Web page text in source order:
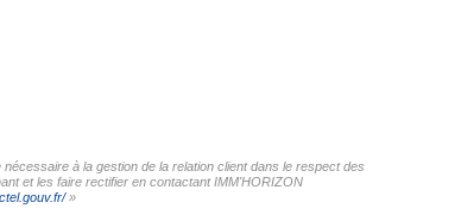
à la gestion de la relation client dans le respect des
et les faire rectifier en contactant IMM'HORIZON
»